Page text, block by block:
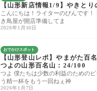
【山形新店情報1/9】やきと
こんにちは！ライターのぴんです
き鳥屋が開店準備してま
2026年1月10日
おでかけスポット
【山形登山レポ】やまがた百
つよの山形百名山：24/100
つよ 僕たちは少数の利益のための
う精一杯をもう一回ねぇ神
2026年1月7日